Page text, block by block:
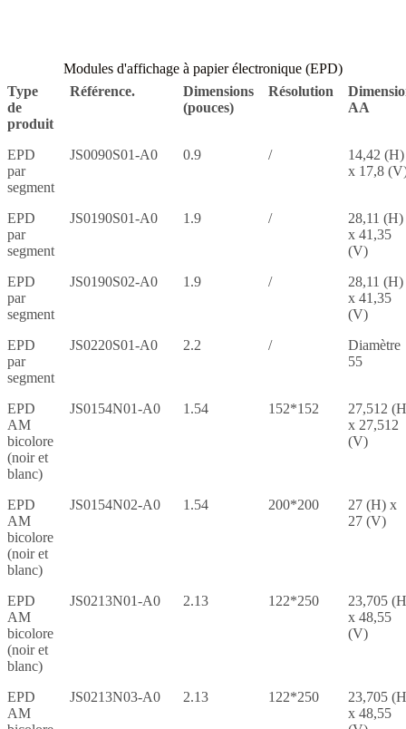
Modules d'affichage à papier électronique (EPD)
Type
de
produit
Référence.
Dimensions
(pouces)
Résolution
AA
EPD
par
segment
JS0090S01-A0 0.9 /
14,42 (H)
x 17,8
EPD
par
segment
JS0190S01-A0 1.9 /
28,11 (H)
x 41,35
(V)
EPD
par
segment
JS0190S02-A0 1.9 /
28,11 (H)
x 41,35
(V)
EPD
par
segment
JS0220S01-A0 2.2 /
Diamètre
55
EPD
AM
bicolore
(noir et
blanc)
JS0154N01-A0 1.54 152*152
27,512
x 27,512
(V)
EPD
AM
bicolore
(noir et
blanc)
JS0154N02-A0 1.54 200*200
27 (H) x
27 (V)
EPD
AM
bicolore
(noir et
blanc)
JS0213N01-A0 2.13 122*250
23,705
x 48,55
(V)
EPD
AM
JS0213N03-A0 2.13 122*250
23,705
x 48,55